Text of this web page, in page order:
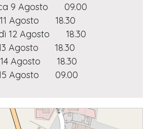
9 Agosto
09.00
Agosto
18.30
12 Agosto
18.30
Agosto
18.30
Agosto
18.30
Agosto
09.00